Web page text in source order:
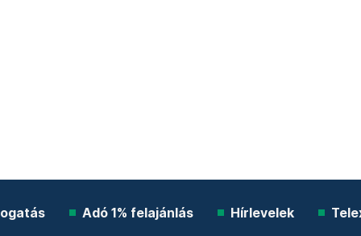
Adó 1% felajánlás Hírlevelek